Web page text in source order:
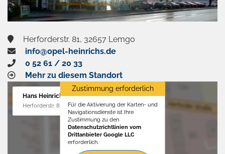
Herforderstr. 81, 32657 Lemgo
info@opel-heinrichs.de
0 52 61 / 20 33
Mehr zu diesem Standort
Hans Heinrichs GmbH
Herforderstr. 81, 32657 Lemgo
Zustimmung erforderlich
Für die Aktivierung der Karten- und
Navigationsdienste ist Ihre
Zustimmung zu den
Datenschutzrichtlinien vom
Drittanbieter Google LLC
erforderlich.